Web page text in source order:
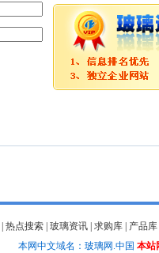
热点搜索 玻璃资讯 求购库
产品库
本网中文域名：玻璃网.中国 本站